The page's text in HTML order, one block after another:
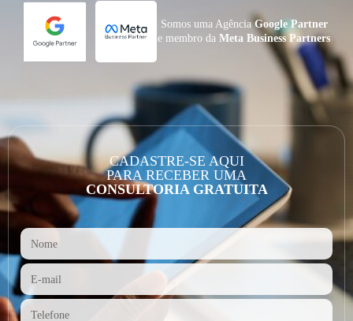
Somos uma AgênciaGoogle Partner
e membro daMeta Business Partners
CADASTRE-SE AQUI
PARA RECEBER UMA
CONSULTORIA GRATUITA